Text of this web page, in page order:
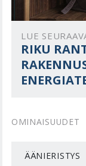
LUE
RIKU
OMINAISUUDET
ÄÄNIERISTYS